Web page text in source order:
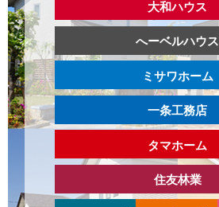
大和ハウス
へーベルハウス
ミサワホーム
一条工務店
タマホーム
住友林業